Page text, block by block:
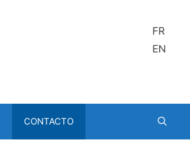
FR
EN
CONTACTO